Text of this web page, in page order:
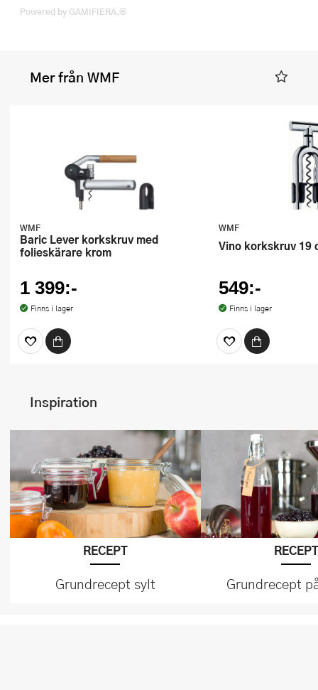
Powered by GAMIFIERA.®
Mer från WMF
WMF
Baric Lever korkskruv med
folieskärare krom
1 399:-
Finns i lager
WMF
Vino korkskruv 19
549:-
Finns i lager
Inspiration
RECEPT
Grundrecept sylt
RECEPT
Grundrecept